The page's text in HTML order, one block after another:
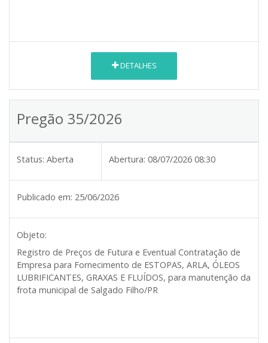
DETALHES
Pregão 35/2026
Status: Aberta Abertura: 08/07/2026 08:30
Publicado em: 25/06/2026
Objeto:
Registro de Preços de Futura e Eventual Contratação de
Empresa para Fornecimento de ESTOPAS, ARLA, ÓLEOS
LUBRIFICANTES, GRAXAS E FLUÍDOS, para manutenção da
frota municipal de Salgado Filho/PR